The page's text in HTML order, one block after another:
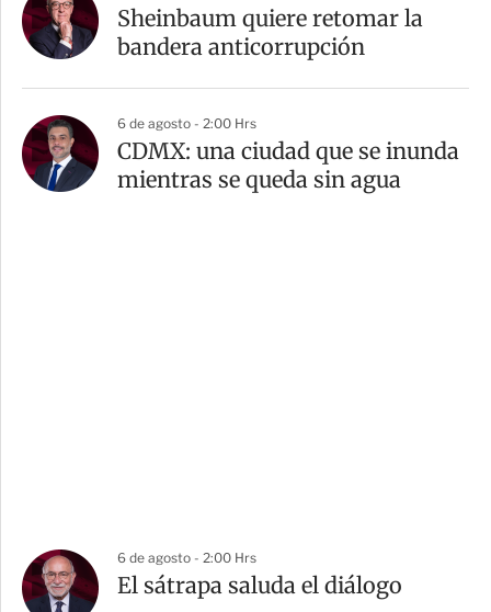
Sheinbaum quiere retomar la
bandera anticorrupción
6 de agosto - 2:00 Hrs
CDMX: una ciudad que se inunda
mientras se queda sin agua
6 de agosto - 2:00 Hrs
El sátrapa saluda el diálogo